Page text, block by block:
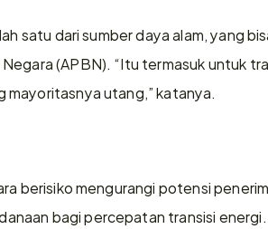
satu dari sumber daya alam, yang
(APBN). “Itu termasuk untuk
utang,” katanya.
berisiko mengurangi potensi
bagi percepatan transisi